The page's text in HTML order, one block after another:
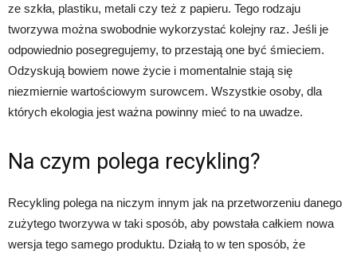
ze szkła, plastiku, metali czy też z papieru. Tego rodzaju
tworzywa można swobodnie wykorzystać kolejny raz. Jeśli je
odpowiednio posegregujemy, to przestają one być śmieciem.
Odzyskują bowiem nowe życie i momentalnie stają się
niezmiernie wartościowym surowcem. Wszystkie osoby, dla
których ekologia jest ważna powinny mieć to na uwadze.
Na czym polega recykling?
Recykling polega na niczym innym jak na przetworzeniu danego
zużytego tworzywa w taki sposób, aby powstała całkiem nowa
wersja tego samego produktu. Działą to w ten sposób, że